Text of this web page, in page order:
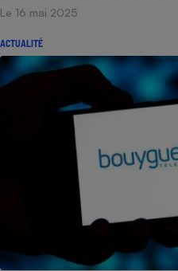
Le 16 mai 2025
ACTUALITÉ